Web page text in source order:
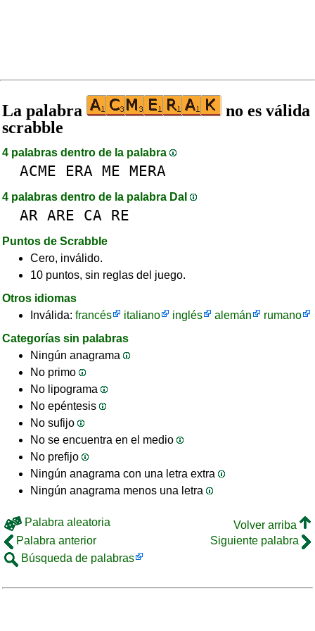
La palabra
no es válida
scrabble
4 palabras dentro de la palabra
ACME ERA ME MERA
4 palabras dentro de la palabra DaI
AR ARE CA RE
Puntos de Scrabble
Cero, inválido.
10 puntos, sin reglas del juego.
Otros idiomas
Inválida: francés italiano inglés alemán
rumano
Categorías sin palabras
Ningún anagrama
No primo
No lipograma
No epéntesis
No sufijo
No se encuentra en el medio
No prefijo
Ningún anagrama con una letra extra
Ningún anagrama menos una letra
Palabra aleatoria
Volver arriba
Palabra anterior
Siguiente palabra
Búsqueda de palabras